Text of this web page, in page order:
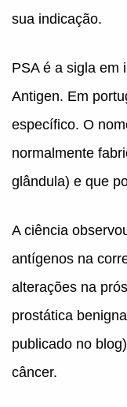
sua indicação.
PSA é a sigla em
Antigen. Em
específico. O
normalmente
glândula) e que
A ciência
antígenos na
alterações na
prostática
publicado no
câncer.